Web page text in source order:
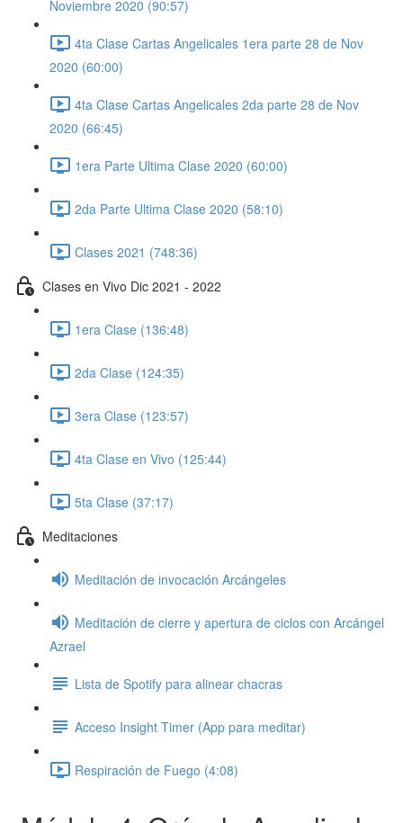
Noviembre 2020 (90:57)
4ta Clase Cartas Angelicales 1era parte 28 de Nov
2020 (60:00)
4ta Clase Cartas Angelicales 2da parte 28 de Nov
2020 (66:45)
1era Parte Ultima Clase 2020 (60:00)
2da Parte Ultima Clase 2020 (58:10)
Clases 2021 (748:36)
Clases en Vivo Dic 2021 - 2022
1era Clase (136:48)
2da Clase (124:35)
3era Clase (123:57)
4ta Clase en Vivo (125:44)
5ta Clase (37:17)
Meditaciones
Meditación de invocación Arcángeles
Meditación de cierre y apertura de ciclos con Arcángel
Azrael
Lista de Spotify para alinear chacras
Acceso Insight Timer (App para meditar)
Respiración de Fuego (4:08)